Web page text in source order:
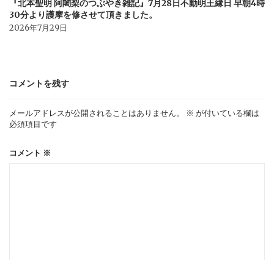
『北本聖明 阿闍梨のつぶやき雑記』7月28日不動明王縁日 早朝4時
30分より護摩を修させて頂きました。
2026年7月29日
コメントを残す
メールアドレスが公開されることはありません。 ※ が付いている欄は
必須項目です
コメント ※